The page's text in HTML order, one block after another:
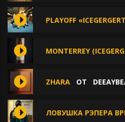
PLAYOFF
MONTERREY
ZHARA ОТ
ЛОВУШКА РЭПЕРА